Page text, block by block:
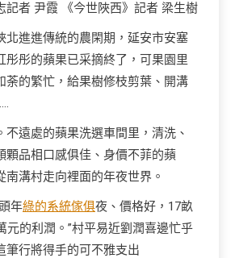
記者 尹霞 《今世陜西》記者 梁生樹
北進進傳統的農閑期，延安市安塞
彤彤的蘋果已采摘終了，可果園里
荼的繁忙，給果樹修枝剪葉、開溝
不遠處的蘋果洗選車間里，清洗、
顆品相口感俱佳、身價不菲的蘋
南溝村走向裡面的年夜世界。
年綠的系統傢俱夜、價格好，17畝
元的利潤。”村平易近劉潤喜邊忙乎
筆行將得手的可不雅支出